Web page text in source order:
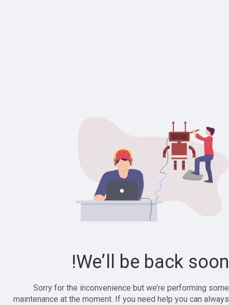
We’ll be back soon!
Sorry for the inconvenience but we’re performing some
maintenance at the moment. If you need help you can always